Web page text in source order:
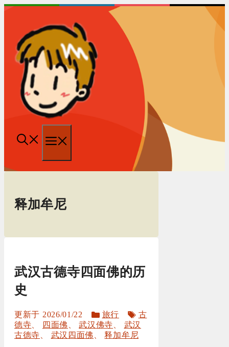
跳
单
释加牟尼
武汉古德寺四面佛的历
史
2026/01/22
分
类
旅行
标
签
古
德寺
四面佛 、武汉佛寺
武汉
古德寺
武汉四面佛 、释加牟尼